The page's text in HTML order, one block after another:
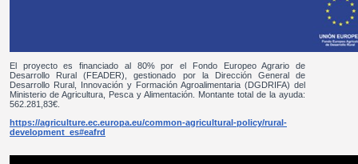
El proyecto es financiado al 80% por el Fondo Europeo Agrario de
Desarrollo Rural (FEADER), gestionado por la Dirección General de
Desarrollo Rural, Innovación y Formación Agroalimentaria (DGDRIFA) del
Ministerio de Agricultura, Pesca y Alimentación. Montante total de la ayuda:
562.281,83€.
https://agriculture.ec.europa.eu/common-agricultural-policy/rural-
development_es#eafrd